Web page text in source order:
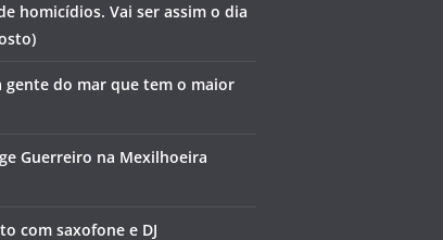
homicídios. Vai ser assim o dia
gente do mar que tem o maior
Guerreiro na Mexilhoeira
com saxofone e DJ